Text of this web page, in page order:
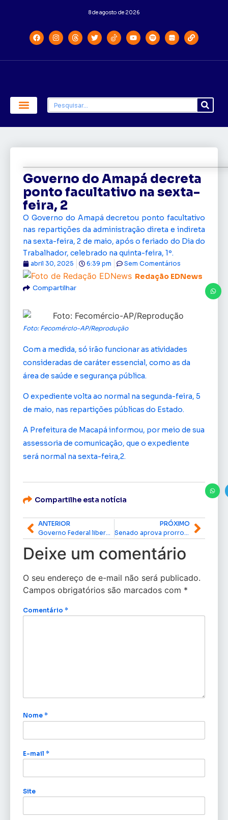
8 de agosto de 2026
Governo do Amapá decreta
ponto facultativo na sexta-
feira, 2
O Governo do Amapá decretou ponto facultativo
nas repartições da administração direta e indireta
na sexta-feira, 2 de maio, após o feriado do Dia do
Trabalhador, celebrado na quinta-feira, 1º.
Redação EDNews
abril 30, 2025 6:39 pm Sem Comentários
Compartilhar
Foto: Fecomércio-AP/Reprodução
Com a medida, só irão funcionar as atividades
consideradas de caráter essencial, como as da
área de saúde e segurança pública.
O expediente volta ao normal na segunda-feira, 5
de maio, nas repartições públicas do Estado.
A Prefeitura de Macapá informou, por meio de sua
assessoria de comunicação, que o expediente
será normal na sexta-feira,2.
Compartilhe esta notícia
ANTERIOR
PRÓXIMO
Deixe um comentário
O seu endereço de e-mail não será publicado.
Campos obrigatórios são marcados com *
Comentário *
Nome *
E-mail *
Site